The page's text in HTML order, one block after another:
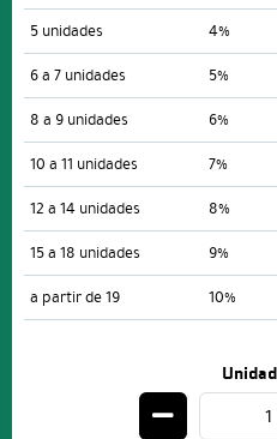
5 unidades
4%
6 a 7 unidades
5%
8 a 9 unidades
6%
10 a 11 unidades
7%
12 a 14 unidades
8%
15 a 18 unidades
9%
a partir de 19
10%